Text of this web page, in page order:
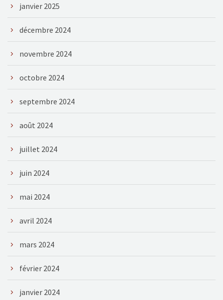
janvier 2025
décembre 2024
novembre 2024
octobre 2024
septembre 2024
août 2024
juillet 2024
juin 2024
mai 2024
avril 2024
mars 2024
février 2024
janvier 2024